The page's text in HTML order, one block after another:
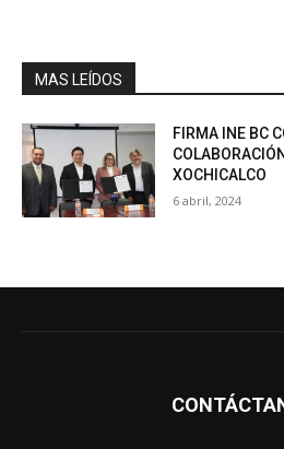
MAS LEÍDOS
FIRMA INE BC
XOCHICALCO
6 abril, 2024